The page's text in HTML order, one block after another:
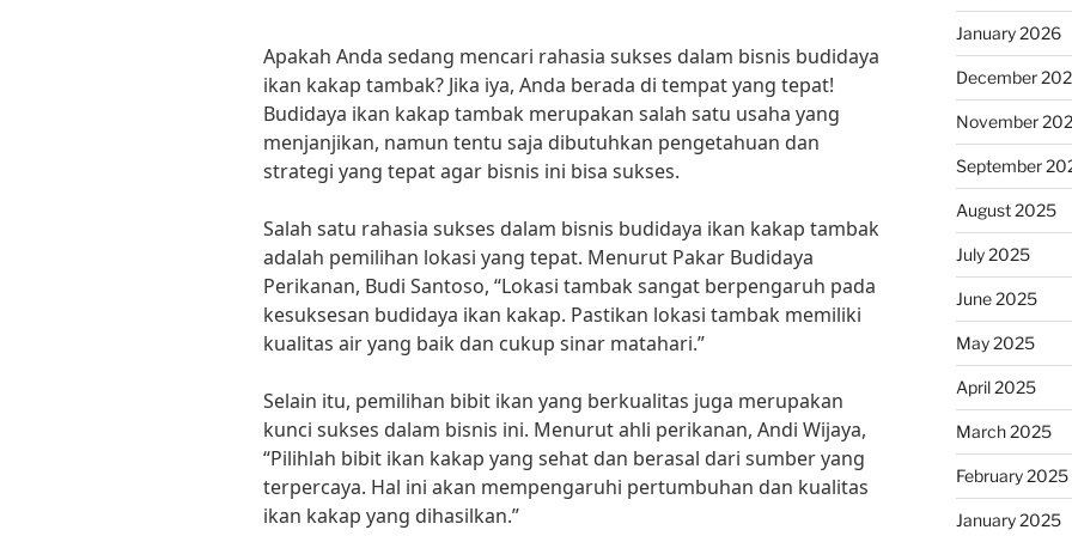
Apakah Anda sedang mencari rahasia sukses dalam bisnis budidaya
ikan kakap tambak? Jika iya, Anda berada di tempat yang tepat!
Budidaya ikan kakap tambak merupakan salah satu usaha yang
menjanjikan, namun tentu saja dibutuhkan pengetahuan dan
strategi yang tepat agar bisnis ini bisa sukses.
Salah satu rahasia sukses dalam bisnis budidaya ikan kakap tambak
adalah pemilihan lokasi yang tepat. Menurut Pakar Budidaya
Perikanan, Budi Santoso, “Lokasi tambak sangat berpengaruh pada
kesuksesan budidaya ikan kakap. Pastikan lokasi tambak memiliki
kualitas air yang baik dan cukup sinar matahari.”
Selain itu, pemilihan bibit ikan yang berkualitas juga merupakan
kunci sukses dalam bisnis ini. Menurut ahli perikanan, Andi Wijaya,
“Pilihlah bibit ikan kakap yang sehat dan berasal dari sumber yang
terpercaya. Hal ini akan mempengaruhi pertumbuhan dan kualitas
ikan kakap yang dihasilkan.”
January 2026
December
November
September
August 2025
July 2025
June 2025
May 2025
April 2025
March 2025
February 2025
January 2025